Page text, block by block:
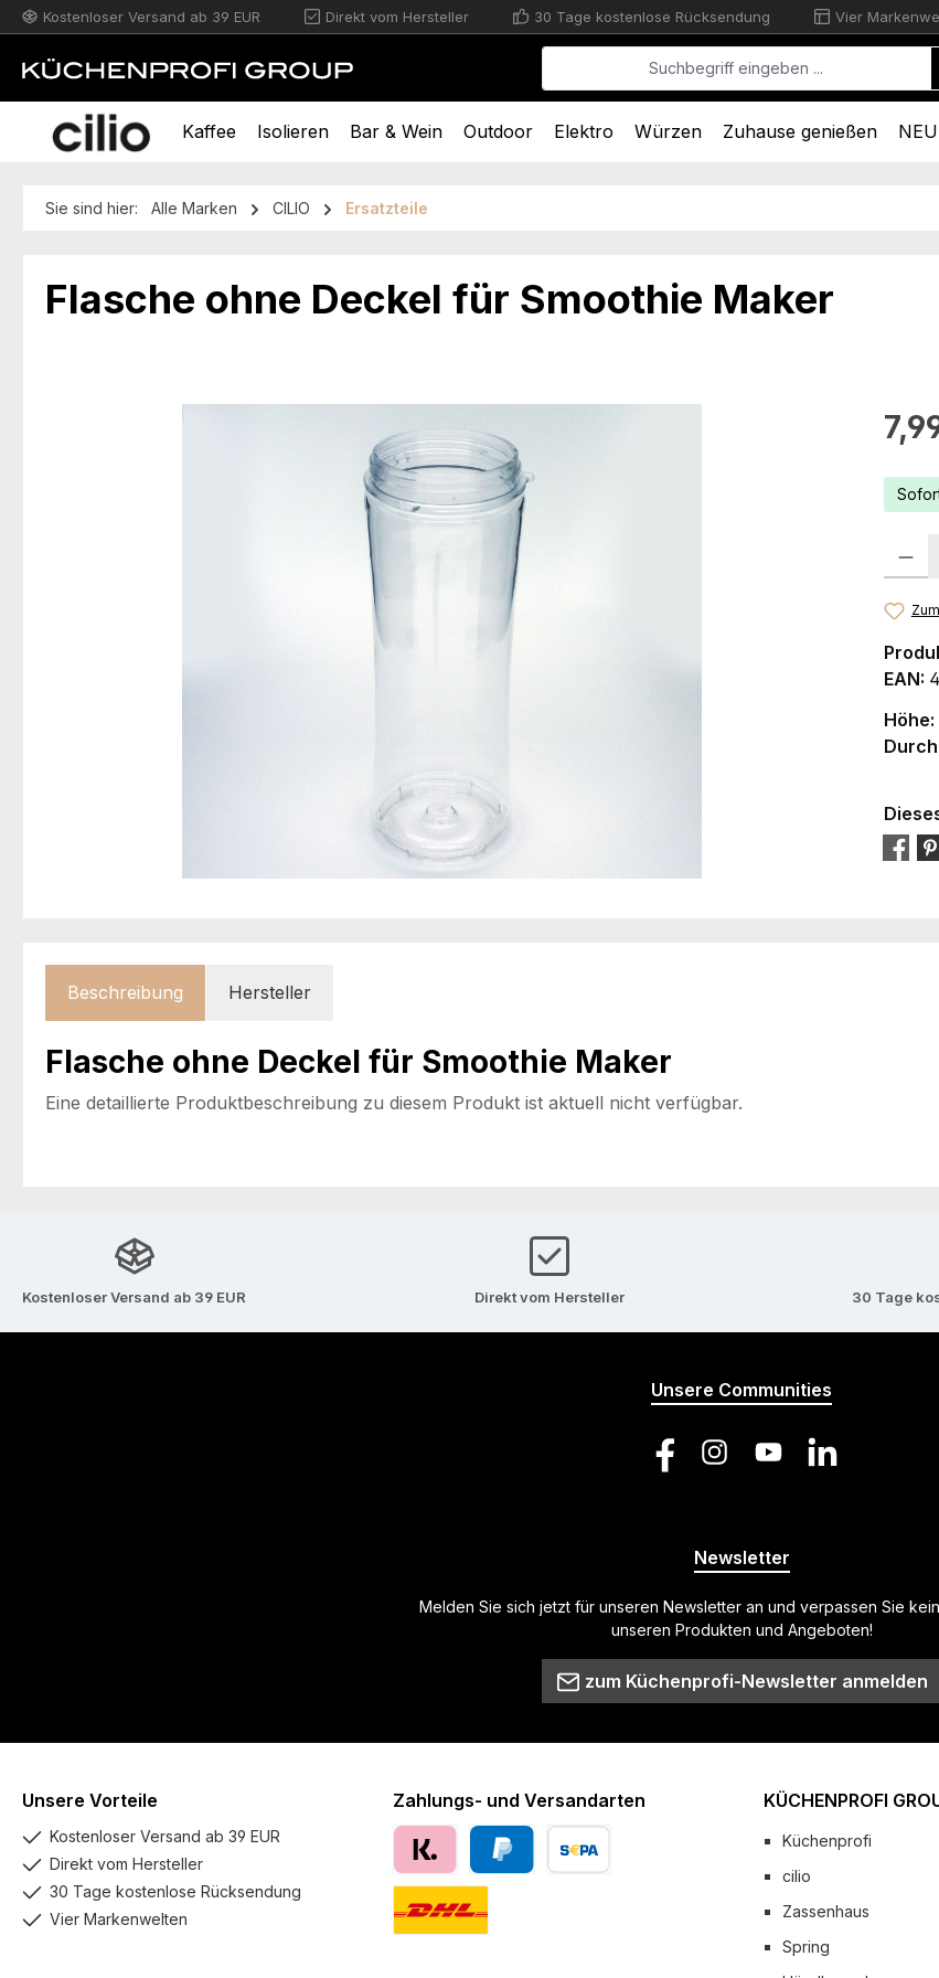
Hauptinhalt springen
Zur Suche springen
Zur Hauptnavigation springen
Kostenloser Versand ab 39 EUR Direkt vom Hersteller 30 Tage kostenlose Rücksendung Vier
Kaffee Isolieren Bar & Wein Outdoor Elektro Würzen Zuhause genießen NEU
Sie sind hier: Alle Marken CILIO Ersatzteile
Flasche ohne Deckel für Smoothie Maker
EAN:
Höhe:
Beschreibung Hersteller
Flasche ohne Deckel für Smoothie Maker
Eine detaillierte Produktbeschreibung zu diesem Produkt ist aktuell nicht verfügbar.
Kostenloser Versand ab 39 EUR Direkt vom Hersteller 30 Tage
Unsere Communities
FacebookInstagramYouTube LinkedIn
Newsletter
Melden Sie sich jetzt für unseren Newsletter an und verpassen Sie
unseren Produkten und Angeboten!
zum Küchenprofi-Newsletter anmelden
Unsere Vorteile
Kostenloser Versand ab 39 EUR
Direkt vom Hersteller
30 Tage kostenlose Rücksendung
Vier Markenwelten
Zahlungs- und Versandarten
PayPal
Klarna
KÜCHENPROFI
Küchenprofi
cilio
Zassenhaus
Spring